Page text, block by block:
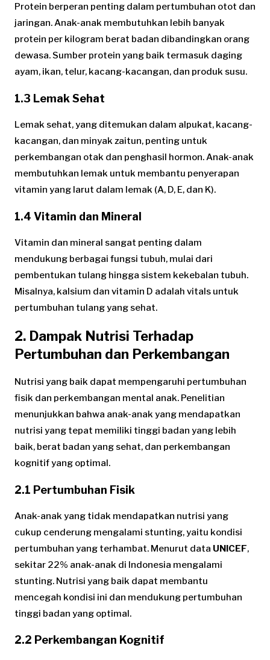
Protein berperan penting dalam pertumbuhan otot dan
jaringan. Anak-anak membutuhkan lebih banyak
protein per kilogram berat badan dibandingkan orang
dewasa. Sumber protein yang baik termasuk daging
ayam, ikan, telur, kacang-kacangan, dan produk susu.
1.3 Lemak Sehat
Lemak sehat, yang ditemukan dalam alpukat, kacang-
kacangan, dan minyak zaitun, penting untuk
perkembangan otak dan penghasil hormon. Anak-anak
membutuhkan lemak untuk membantu penyerapan
vitamin yang larut dalam lemak (A, D, E, dan K).
1.4 Vitamin dan Mineral
Vitamin dan mineral sangat penting dalam
mendukung berbagai fungsi tubuh, mulai dari
pembentukan tulang hingga sistem kekebalan tubuh.
Misalnya, kalsium dan vitamin D adalah vitals untuk
pertumbuhan tulang yang sehat.
2. Dampak Nutrisi Terhadap
Pertumbuhan dan Perkembangan
Nutrisi yang baik dapat mempengaruhi pertumbuhan
fisik dan perkembangan mental anak. Penelitian
menunjukkan bahwa anak-anak yang mendapatkan
nutrisi yang tepat memiliki tinggi badan yang lebih
baik, berat badan yang sehat, dan perkembangan
kognitif yang optimal.
2.1 Pertumbuhan Fisik
Anak-anak yang tidak mendapatkan nutrisi yang
cukup cenderung mengalami stunting, yaitu kondisi
pertumbuhan yang terhambat. Menurut data UNICEF,
sekitar 22% anak-anak di Indonesia mengalami
stunting. Nutrisi yang baik dapat membantu
mencegah kondisi ini dan mendukung pertumbuhan
tinggi badan yang optimal.
2.2 Perkembangan Kognitif